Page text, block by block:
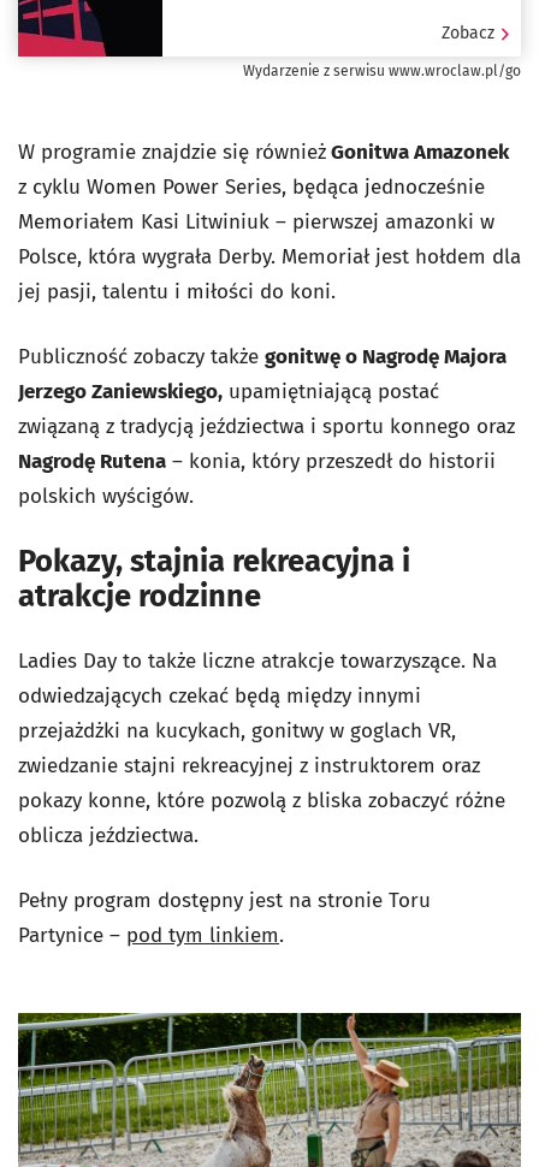
Zobacz
Wydarzenie z serwisu www.wroclaw.pl/go
W programie znajdzie się równieżGonitwa Amazonek
z cyklu Women Power Series, będąca jednocześnie
Memoriałem Kasi Litwiniuk – pierwszej amazonki w
Polsce, która wygrała Derby. Memoriał jest hołdem dla
jej pasji, talentu i miłości do koni.
Publiczność zobaczy także gonitwę o Nagrodę Majora
Jerzego Zaniewskiego, upamiętniającą postać
związaną z tradycją jeździectwa i sportu konnego oraz
Nagrodę Rutena – konia, który przeszedł do historii
polskich wyścigów.
Pokazy, stajnia rekreacyjna i
atrakcje rodzinne
Ladies Day to także liczne atrakcje towarzyszące. Na
odwiedzających czekać będą między innymi
przejażdżki na kucykach, gonitwy w goglach VR,
zwiedzanie stajni rekreacyjnej z instruktorem oraz
pokazy konne, które pozwolą z bliska zobaczyć różne
oblicza jeździectwa.
Pełny program dostępny jest na stronie Toru
Partynice – pod tym linkiem.